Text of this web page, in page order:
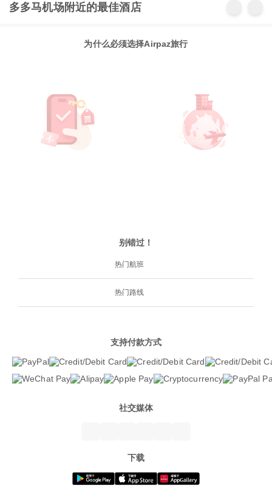
多多马机场附近的最佳酒店
为什么必须选择Airpaz旅行
别错过！
热门航班
热门路线
支持付款方式
社交媒体
下载